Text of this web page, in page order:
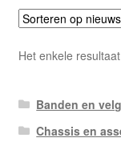
Het enkele
Banden en
Chassis en